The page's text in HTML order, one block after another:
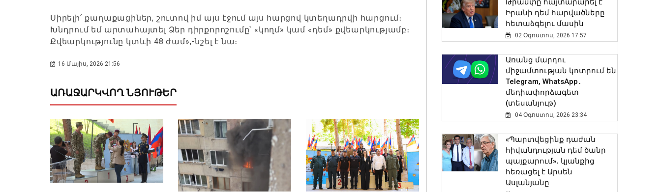
Սիրելի՛ քաղաքացիներ, շուտով իմ այս էջում այս հարցով կտեղադրվի հարցում։
Խնդրում եմ արտահայտել Ձեր դիրքորոշումը՝ «կողմ» կամ «դեմ» քվեարկությամբ։
Քվեարկությունը կտևի 48 ժամ»,-նշել է նա։
16 Մայիս, 2026 21:56
ԱՌԱՋԱՐԿՎՈՂ ՆՅՈՒԹԵՐ
Տեղի է ունեցել Նիկոլ
Փաշինյանի և Դոնալդ
Թրամփի
հեռախոսազրույցը
Ողջույն Հայաստան. NVIDIA-
ի հիմնադիր Ջենսեն
Հուանգը շնորհավորել է
Firebird-ի ԱԲ գործարանի
բացման առիթով
Զելենսկին
շնորհակալություն է
հայտնել ԱՄՆ Սենատին՝ ՌԴ
դեմ պատժամիջոցների
Թրամփը հայտարարել է
Իրանի դեմ հարվածները
հետաձգելու մասին
02 Օգոստոս, 2026 17:57
Առանց մարդու
միջամտության կոտրում են
Telegram, WhatsApp․
մեդիափորձագետ
(տեսանյութ)
04 Օգոստոս, 2026 23:34
«Պարտվեցինք դաժան
հիվանդության դեմ ծանր
պայքարում»․ կյանքից
հեռացել է Արսեն
Ասլանյանը